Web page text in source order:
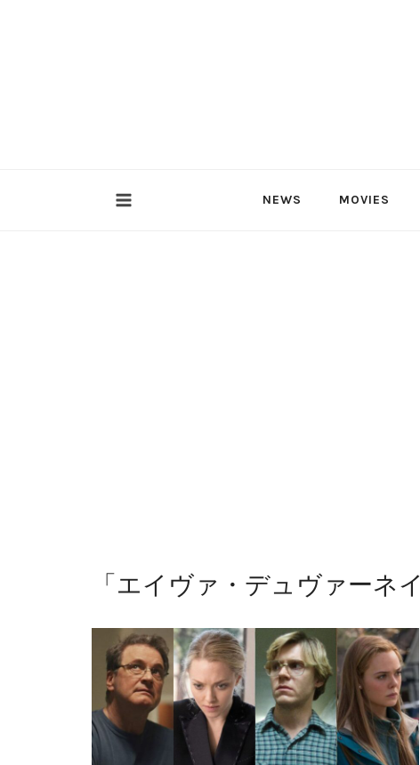
NEWS MOVIES
「 エイヴァ・デュヴァーネイ